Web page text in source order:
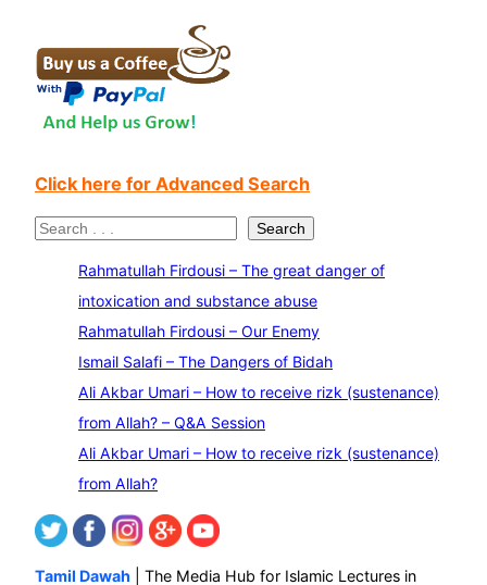
Click here for Advanced Search
S
Search
Rahmatullah Firdousi – The great danger of
intoxication and substance abuse
Rahmatullah Firdousi – Our Enemy
Ismail Salafi – The Dangers of Bidah
Ali Akbar Umari – How to receive rizk (sustenance)
from Allah? – Q&A Session
Ali Akbar Umari – How to receive rizk (sustenance)
from Allah?
Tamil Dawah | The Media Hub for Islamic Lectures in